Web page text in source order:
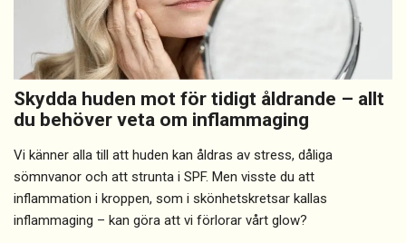
Skydda huden mot för tidigt åldrande – allt
du behöver veta om inflammaging
Vi känner alla till att huden kan åldras av stress, dåliga
sömnvanor och att strunta i SPF. Men visste du att
inflammation i kroppen, som i skönhetskretsar kallas
inflammaging – kan göra att vi förlorar vårt glow?